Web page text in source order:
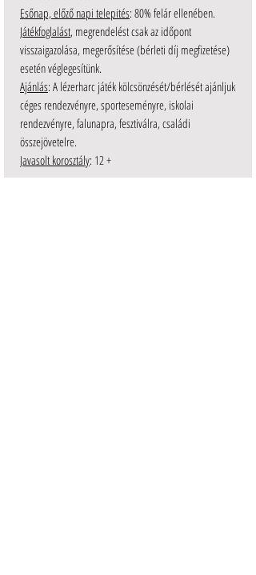
Esőnap, előző napi telepités: 80% felár ellenében.
Játékfoglalást, megrendelést csak az időpont
visszaigazolása, megerősítése (bérleti díj megfizetése)
esetén véglegesítünk.
Ajánlás: A lézerharc játék kölcsönzését/bérlését ajánljuk
céges rendezvényre, sporteseményre, iskolai
rendezvényre, falunapra, fesztiválra, családi
összejövetelre.
Javasolt korosztály: 12 +